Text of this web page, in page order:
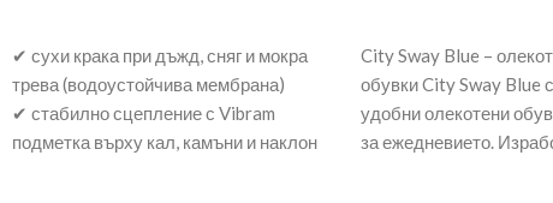
✔ сухи крака при дъжд, сняг и мокра
трева (водоустойчива мембрана)
✔ стабилно сцепление с Vibram
подметка върху кал, камъни и наклон
City Sway Blue –
обувки City Sway Blue
удобни олекотени
за ежедневието.